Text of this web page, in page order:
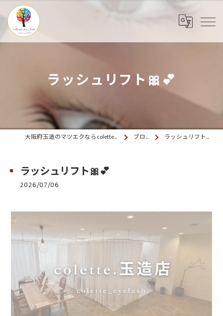
ラッシュリフト🎀💕
大阪府玉造のマツエクならcolette. 玉造 ブログ ラッシュリフト🎀💕
ラッシュリフト🎀💕
2026/07/06